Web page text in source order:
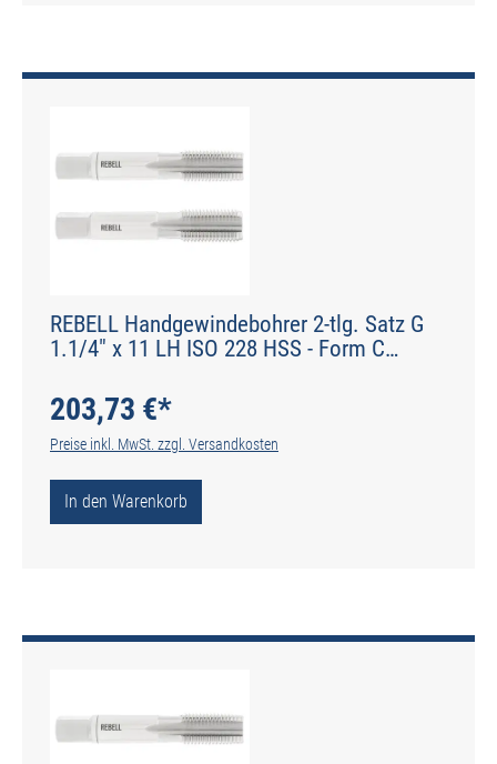
REBELL Handgewindebohrer 2-tlg. Satz G
1.1/4" x 11 LH ISO 228 HSS - Form C
203,73 €*
Preise inkl. MwSt. zzgl. Versandkosten
In den Warenkorb